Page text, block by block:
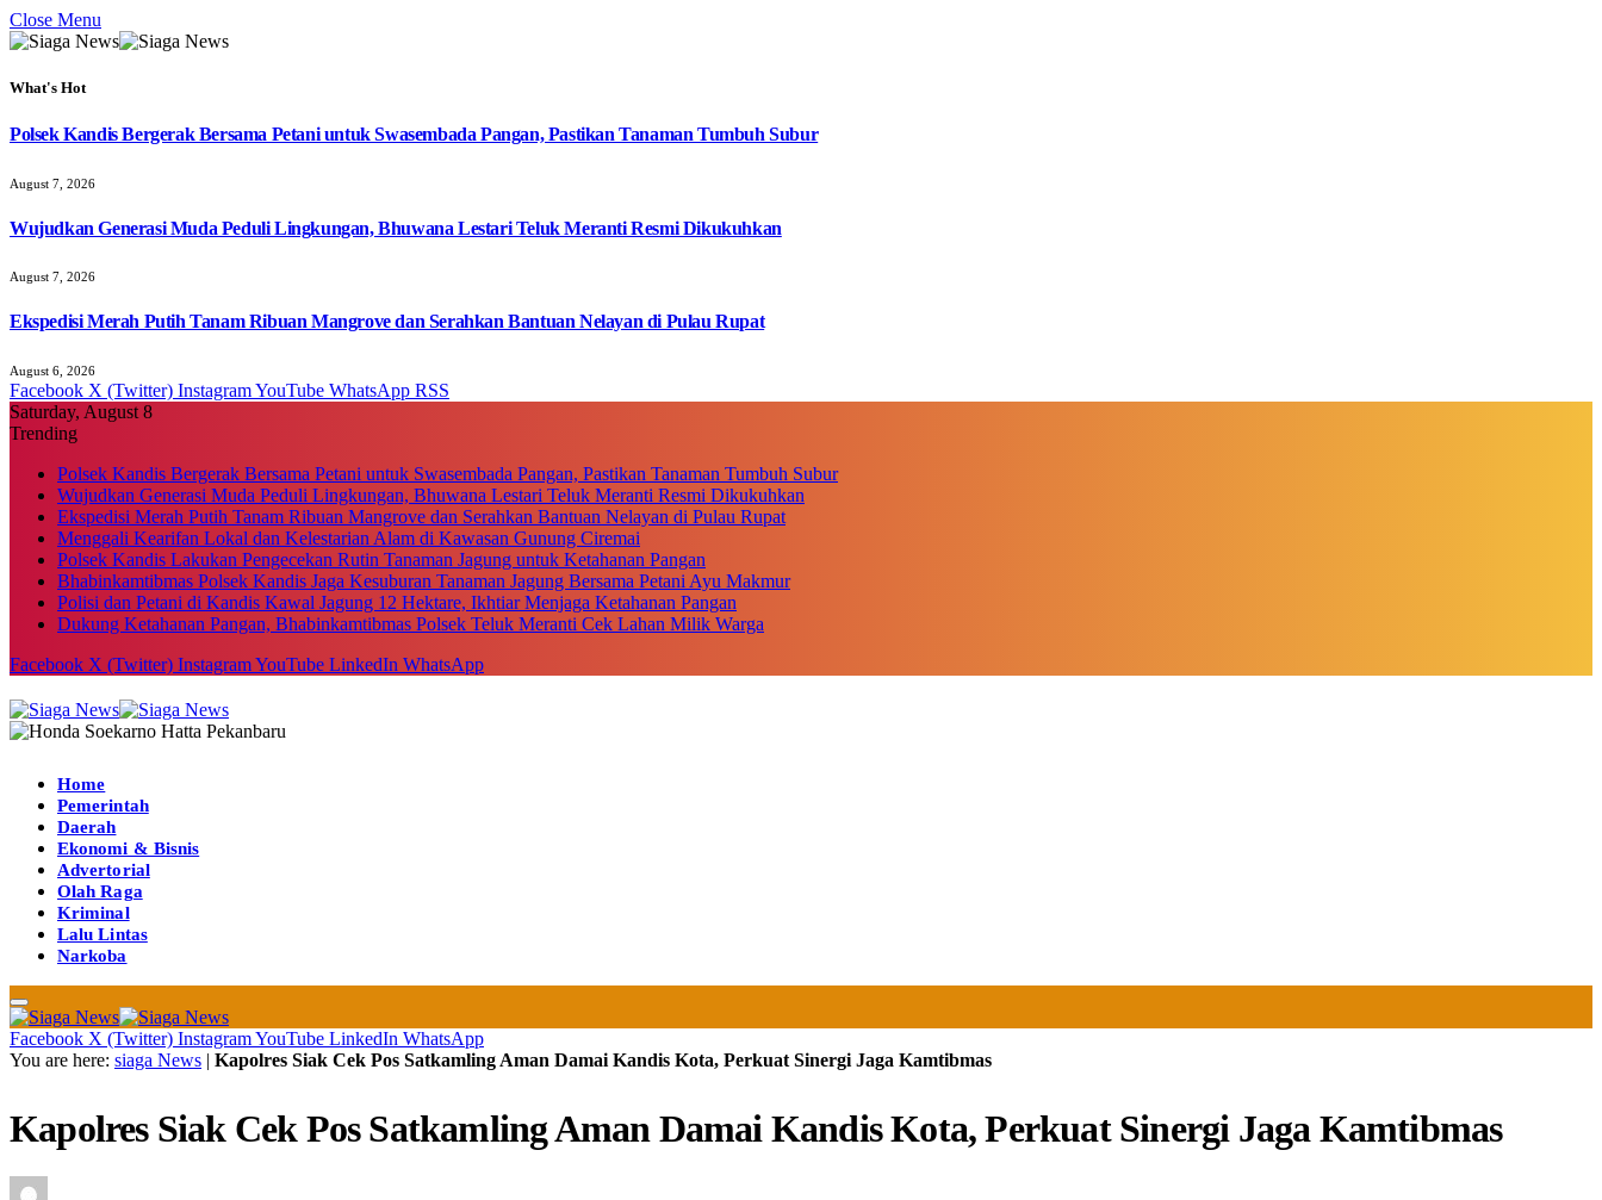
Close Menu
What's Hot
Polsek Kandis Bergerak Bersama Petani untuk Swasembada Pangan, Pastikan Tanaman Tumbuh Subur
August 7, 2026
Wujudkan Generasi Muda Peduli Lingkungan, Bhuwana Lestari Teluk Meranti Resmi Dikukuhkan
August 7, 2026
Ekspedisi Merah Putih Tanam Ribuan Mangrove dan Serahkan Bantuan Nelayan di Pulau Rupat
August 6, 2026
Facebook X (Twitter) InstagramYouTube WhatsApp RSS
Saturday, August 8
Trending
Polsek Kandis Bergerak Bersama Petani untuk Swasembada Pangan, Pastikan Tanaman Tumbuh Subur
Wujudkan Generasi Muda Peduli Lingkungan, Bhuwana Lestari Teluk Meranti Resmi Dikukuhkan
Ekspedisi Merah Putih Tanam Ribuan Mangrove dan Serahkan Bantuan Nelayan di Pulau Rupat
Menggali Kearifan Lokal dan Kelestarian Alam di Kawasan Gunung Ciremai
Polsek Kandis Lakukan Pengecekan Rutin Tanaman Jagung untuk Ketahanan Pangan
Bhabinkamtibmas Polsek Kandis Jaga Kesuburan Tanaman Jagung Bersama Petani Ayu Makmur
Polisi dan Petani di Kandis Kawal Jagung 12 Hektare, Ikhtiar Menjaga Ketahanan Pangan
Dukung Ketahanan Pangan, Bhabinkamtibmas Polsek Teluk Meranti Cek Lahan Milik Warga
Facebook X (Twitter) InstagramYouTube LinkedIn WhatsApp
Home
Pemerintah
Daerah
Ekonomi & Bisnis
Advertorial
Olah Raga
Kriminal
Lalu Lintas
Narkoba
Facebook X (Twitter) InstagramYouTube LinkedIn WhatsApp
You are here: siaga News | Kapolres Siak Cek Pos Satkamling Aman Damai Kandis Kota, Perkuat Sinergi Jaga Kamtibmas
Kapolres Siak Cek Pos Satkamling Aman Damai Kandis Kota, Perkuat Sinergi Jaga Kamtibmas